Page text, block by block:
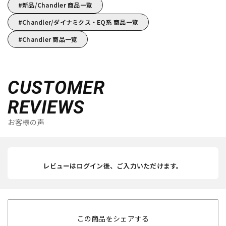
新品/Chandler 商品一覧
Chandler/ダイナミクス・EQ系 商品一覧
Chandler 商品一覧
CUSTOMER
REVIEWS
お客様の声
レビューはログイン後、ご入力いただけます。
この商品をシェアする